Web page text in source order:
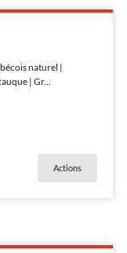
naturel |
| Gr...
Actions